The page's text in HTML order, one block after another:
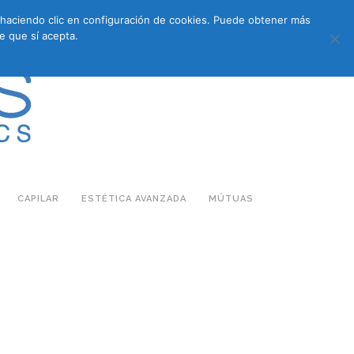
683 27 07 09 683 27 07 09 E-COMMERCE
CAPILAR ESTÉTICA AVANZADA MÚTUAS
clic en configuración de cookies. Puede obtener más
que sí acepta.